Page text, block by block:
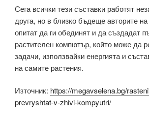
Сега всички тези съставки работят
друга, но в близко бъдеще авторите
опитат да ги обединят и да създадат
растителен компютър, който може да
задачи, използвайки енергията и
на самите растения.
Източник: https://megavselena.bg/
prevryshtat-v-zhivi-kompyutri/